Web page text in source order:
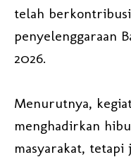
telah
penyelenggaraan
2026.
Menurutnya,
menghadirkan
masyarakat, tetapi